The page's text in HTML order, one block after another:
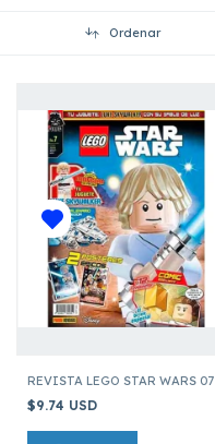
Ordenar
REVISTA LEGO STAR WARS 07
$9.74 USD